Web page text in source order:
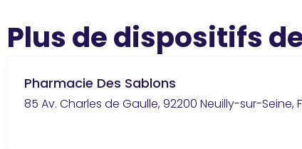
Plus de dispositifs
Pharmacie Des Sablons
85 Av. Charles de Gaulle, 92200 Neuilly-sur-Seine,